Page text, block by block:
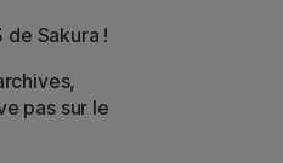
Sakura !
pas sur le